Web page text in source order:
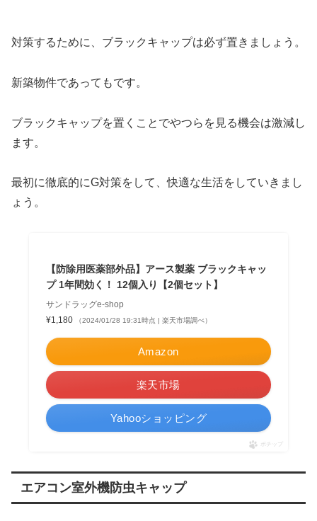
対策するために、ブラックキャップは必ず置きましょう。
新築物件であってもです。
ブラックキャップを置くことでやつらを見る機会は激減し
ます。
最初に徹底的にG対策をして、快適な生活をしていきまし
ょう。
【防除用医薬部外品】アース製薬 ブラックキャッ
プ 1年間効く！ 12個入り【2個セット】
サンドラッグe-shop
¥1,180
（2024/01/28 19:31時点 | 楽天市場調べ）
Amazon
楽天市場
Yahooショッピング
ポチップ
エアコン室外機防虫キャップ